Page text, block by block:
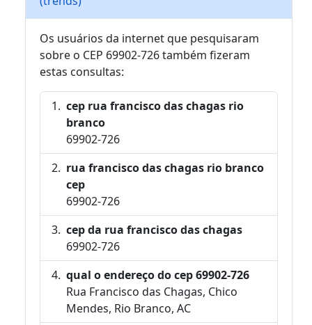
Os usuários da internet que pesquisaram
sobre o CEP 69902-726 também fizeram
estas consultas:
cep rua francisco das chagas rio
branco
69902-726
rua francisco das chagas rio branco
cep
69902-726
cep da rua francisco das chagas
69902-726
qual o endereço do cep 69902-726
Rua Francisco das Chagas, Chico
Mendes, Rio Branco, AC